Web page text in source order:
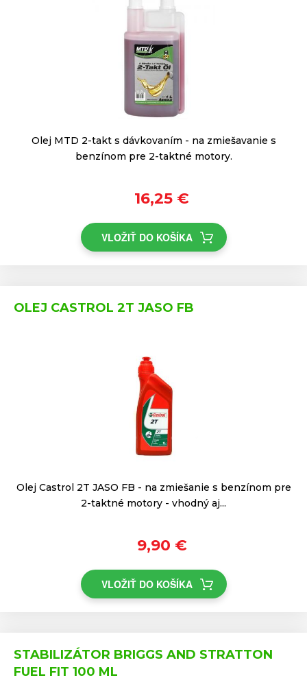
Olej MTD 2-takt s dávkovaním - na zmiešavanie s
benzínom pre 2-taktné motory.
16,25 €
VLOŽIŤ DO KOŠÍKA
OLEJ CASTROL 2T JASO FB
Olej Castrol 2T JASO FB - na zmiešanie s benzínom pre
2-taktné motory - vhodný aj...
9,90 €
VLOŽIŤ DO KOŠÍKA
STABILIZÁTOR BRIGGS AND STRATTON
FUEL FIT 100 ML